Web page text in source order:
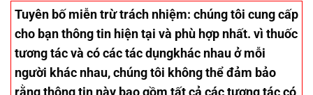
Tuyên bố miễn trừ trách nhiệm: chúng tôi cung cấp
cho bạn thông tin hiện tại và phù hợp nhất. vì thuốc
tương tác và có các tác dụngkhác nhau ở mỗi
người khác nhau, chúng tôi không thể đảm bảo
rằng thông tin này bao gồm tất cả các tương tác có